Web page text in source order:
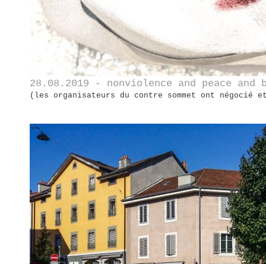
28.08.2019 - nonviolence and peace and
(les organisateurs du contre sommet ont